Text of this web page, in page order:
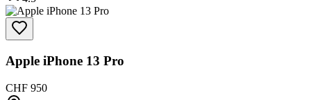
Apple iPhone 13 Pro
CHF 950